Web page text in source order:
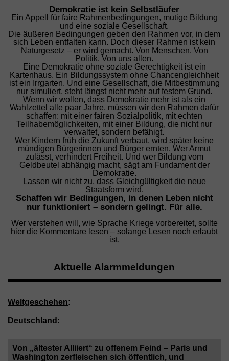
Demokratie ist kein Selbstläufer
Ein Appell für faire Rahmenbedingungen, mutige Bildung
und eine soziale Gesellschaft.
Die äußeren Bedingungen geben den Rahmen vor, in dem
sich Leben entfalten kann. Doch dieser Rahmen ist kein
Naturgesetz – er wird gemacht. Von Menschen. Von
Politik. Von uns allen.
Eine Demokratie ohne soziale Gerechtigkeit ist ein
Kartenhaus. Ein Bildungssystem ohne Chancengleichheit
ist ein Irrgarten. Und eine Gesellschaft, die Mitbestimmung
nur simuliert, steht längst nicht mehr auf festem Grund.
Wenn wir wollen, dass Demokratie mehr ist als ein
Wahlzettel alle paar Jahre, müssen wir den Rahmen dafür
schaffen: mit einer fairen Sozialpolitik, mit echten
Teilhabemöglichkeiten, mit einer Bildung, die nicht nur
verwaltet, sondern befähigt.
Wer Kindern früh die Zukunft verbaut, wird später keine
mündigen Bürgerinnen und Bürger ernten. Wer Armut
zulässt, verhindert Freiheit. Und wer Bildung vom
Geldbeutel abhängig macht, sägt am Fundament der
Demokratie.
Lassen wir nicht zu, dass Gleichgültigkeit die neue
Staatsform wird.
Schaffen wir Bedingungen, in denen Leben nicht
nur funktioniert – sondern gelingt. Für alle.
Wer verstehen will, wie Sprache Kriege vorbereitet, sollte
hier die Kommentare lesen – solange Lesen noch erlaubt
ist.
Aktuelle Alarmmeldungen
Weltgeschehen:
Deutschland :
Von „ältester Alliiert“ zu offenem Feind – Paris und
Washington zerfleischen sich öffentlich, und